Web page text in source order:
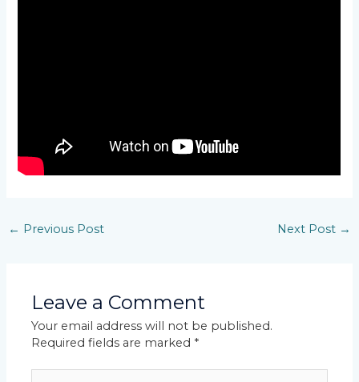
← Previous Post Next Post →
Leave a Comment
Your email address will not be published.
Required fields are marked *